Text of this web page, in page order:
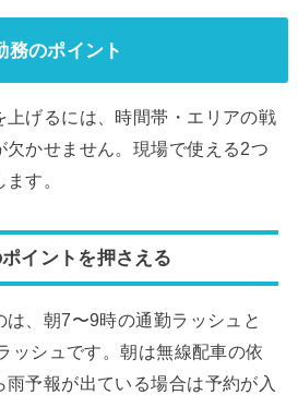
務のポイント
上げるには、時間帯・エリアの戦
欠かせません。現場で使える2つ
す。
イントを押さえる
、朝7〜9時の通勤ラッシュと
ッシュです。朝は無線配車の依
予報が出ている場合は予約が入